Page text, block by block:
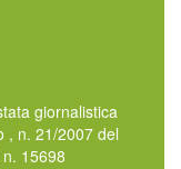
giornalistica
, n. 21/2007 del
15698